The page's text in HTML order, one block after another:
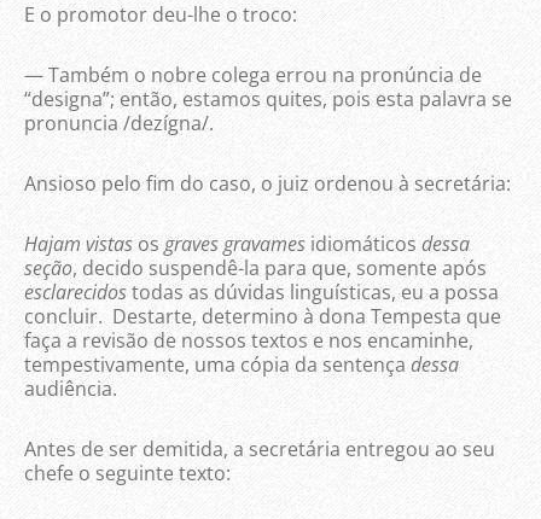
E o promotor deu-lhe o troco:
— Também o nobre colega errou na pronúncia de
“designa”; então, estamos quites, pois esta palavra se
pronuncia /dezígna/.
Ansioso pelo fim do caso, o juiz ordenou à secretária:
Hajam vistasos graves gravames idiomáticos dessa
seção, decido suspendê-la para que, somente após
esclarecidostodas as dúvidas linguísticas, eu a possa
concluir. Destarte, determino à dona Tempesta que
faça a revisão de nossos textos e nos encaminhe,
tempestivamente, uma cópia da sentença dessa
audiência.
Antes de ser demitida, a secretária entregou ao seu
chefe o seguinte texto: